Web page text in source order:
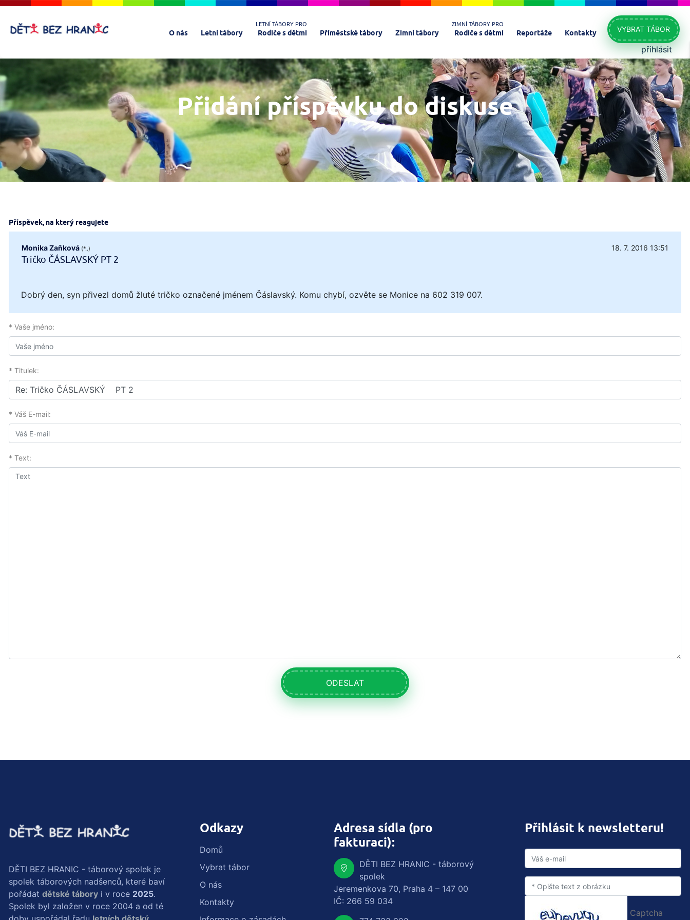
O nás Letní tábory
LETNÍ TÁBORY PRO
Rodiče s dětmi Příměstské tábory Zimní tábory
ZIMNÍ TÁBORY PRO
Rodiče s dětmi Reportáže Kontakty VYBRAT TÁBOR
přihlásit
Přidání příspěvku do diskuse
Příspěvek, na který reagujete
Monika Zaňková (*..) 18. 7. 2016 13:51
Tričko ČÁSLAVSKÝ PT 2
Dobrý den, syn přivezl domů žluté tričko označené jménem Čáslavský. Komu chybí, ozvěte se Monice na 602 319 007.
* Vaše jméno:
* Titulek:
* Váš E-mail:
* Text:
ODESLAT
DĚTI BEZ HRANIC - táborový spolek je
spolek táborových nadšenců, které baví
pořádat dětské tábory i v roce 2025.
Spolek byl založen v roce 2004 a od té
Odkazy
Domů
Vybrat tábor
O nás
Kontakty
Adresa sídla (pro
fakturaci):
DĚTI BEZ HRANIC - táborový
spolek
Jeremenkova 70, Praha 4 – 147 00
IČ: 266 59 034
Přihlásit k newsletteru!
Captcha